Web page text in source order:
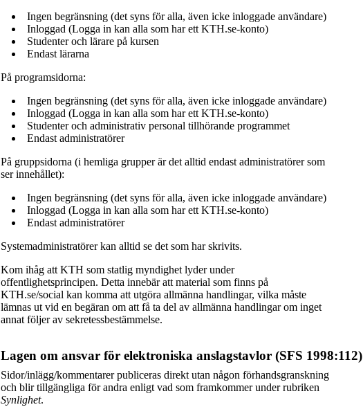
Ingen begränsning (det syns för alla, även icke inloggade användare)
Inloggad (Logga in kan alla som har ett KTH.se-konto)
Studenter och lärare på kursen
Endast lärarna
På programsidorna:
Ingen begränsning (det syns för alla, även icke inloggade användare)
Inloggad (Logga in kan alla som har ett KTH.se-konto)
Studenter och administrativ personal tillhörande programmet
Endast administratörer
På gruppsidorna (i hemliga grupper är det alltid endast administratörer som
ser innehållet):
Ingen begränsning (det syns för alla, även icke inloggade användare)
Inloggad (Logga in kan alla som har ett KTH.se-konto)
Endast administratörer
Systemadministratörer kan alltid se det som har skrivits.
Kom ihåg att KTH som statlig myndighet lyder under
offentlighetsprincipen. Detta innebär att material som finns på
KTH.se/social kan komma att utgöra allmänna handlingar, vilka måste
lämnas ut vid en begäran om att få ta del av allmänna handlingar om inget
annat följer av sekretessbestämmelse.
Lagen om ansvar för elektroniska anslagstavlor (SFS 1998:112)
Sidor/inlägg/kommentarer publiceras direkt utan någon förhandsgranskning
och blir tillgängliga för andra enligt vad som framkommer under rubriken
Synlighet.